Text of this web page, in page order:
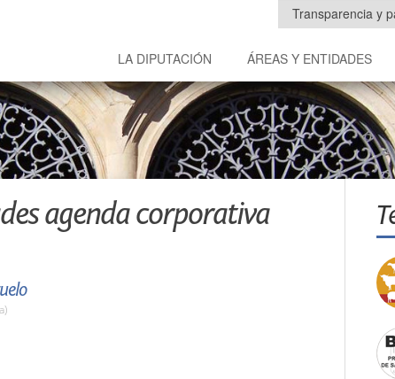
Transparencia y
LA DIPUTACIÓN ÁREAS Y ENTIDADES
agenda corporativa